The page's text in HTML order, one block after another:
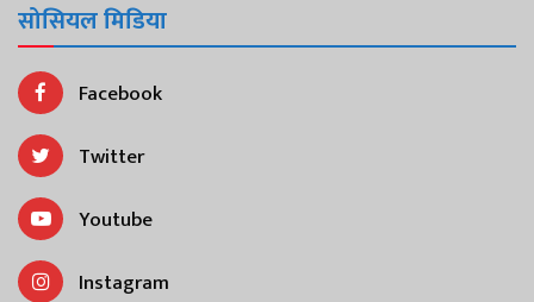
सोसियल मिडिया
Facebook
Twitter
Youtube
Instagram